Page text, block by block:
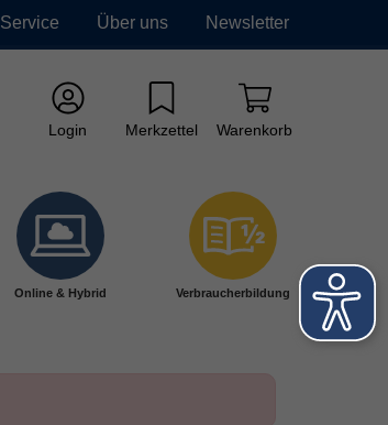
Service Über uns Newsletter
Login Merkzettel Warenkorb
Online & Hybrid Verbraucherbildung